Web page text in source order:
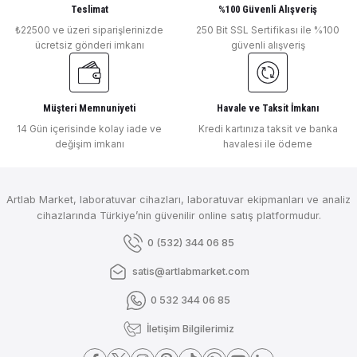
Ürün fiyatı diğer sitelerden daha pahalı.
Bu ürüne benzer farklı alternatifler olmalı.
Deneyimini Paylaş
Teslimat
₺22500 ve üzeri siparişlerinizde
ücretsiz gönderi imkanı
%100 Güvenli Alışveriş
250 Bit SSL Sertifikası ile %100
güvenli alışveriş
Müşteri Memnuniyeti
14 Gün içerisinde kolay iade ve
değişim imkanı
Havale ve Taksit İmkanı
Kredi kartınıza taksit ve banka
havalesi ile ödeme
Artlab Market, laboratuvar cihazları, laboratuvar ekipmanları ve analiz
cihazlarında Türkiye’nin güvenilir online satış platformudur.
0 (532) 344 06 85
satis@artlabmarket.com
0 532 344 06 85
İletişim Bilgilerimiz